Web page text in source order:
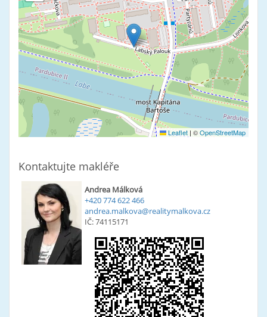
Leaflet | ©OpenStreetMap
Kontaktujte makléře
Andrea Málková
+420 774 622 466
andrea.malkova@realitymalkova.cz
IČ: 74115171